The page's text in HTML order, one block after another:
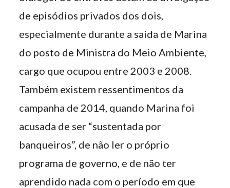
de episódios privados dos dois,
especialmente durante a saída de Marina
do posto de Ministra do Meio Ambiente,
cargo que ocupou entre 2003 e 2008.
Também existem ressentimentos da
campanha de 2014, quando Marina foi
acusada de ser “sustentada por
banqueiros”, de não ler o próprio
programa de governo, e de não ter
aprendido nada com o período em que